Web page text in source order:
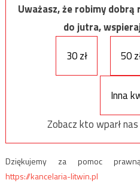
Uważasz, że robimy
do jutra,
30 zł
50
Inna
Zobacz kto wparł
Dziękujemy za pomoc
https://kancelaria-litwin.pl